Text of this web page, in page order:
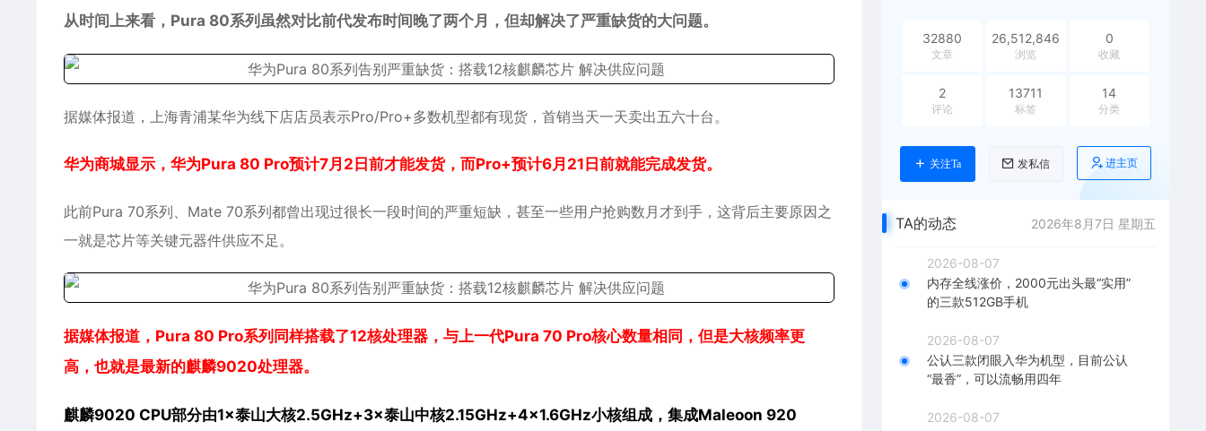
从时间上来看，Pura 80系列虽然对比前代发布时间晚了两个月，但却解决了严重缺货的大问题。
据媒体报道，上海青浦某华为线下店店员表示Pro/Pro+多数机型都有现货，首销当天一天卖出五六十台。
华为商城显示，华为Pura 80 Pro预计7月2日前才能发货，而Pro+预计6月21日前就能完成发货。
此前Pura 70系列、Mate 70系列都曾出现过很长一段时间的严重短缺，甚至一些用户抢购数月才到手，这背后主要原因之
一就是芯片等关键元器件供应不足。
据媒体报道，Pura 80 Pro系列同样搭载了12核处理器，与上一代Pura 70 Pro核心数量相同，但是大核频率更
高，也就是最新的麒麟9020处理器。
麒麟9020 CPU部分由1×泰山大核2.5GHz+3×泰山中核2.15GHz+4×1.6GHz小核组成，集成Maleoon 920
32880
文章
26,512,846
浏览
0
收藏
2
评论
13711
标签
14
分类
关注Ta 发私信 进主页
TA的动态 2026年8月7日 星期五
2026-08-07
内存全线涨价，2000元出头最“实用”
的三款512GB手机
2026-08-07
公认三款闭眼入华为机型，目前公认
“最香”，可以流畅用四年
2026-08-07